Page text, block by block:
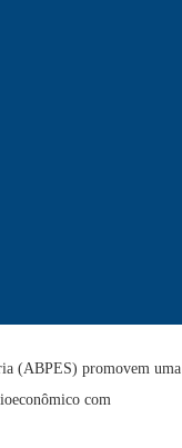
(ABPES) promovem uma
com